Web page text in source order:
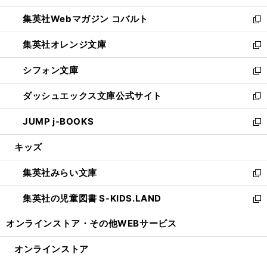
開
く
ウ
で
開
く
ン
ド
ウ
で
開
く
ウ
ィ
ン
ド
ウ
で
開
く
集英社Webマガジン コバルト
新
し
い
ウ
ィ
ン
ド
ウ
で
開
集英社オレンジ文庫
新
し
い
ウ
ィ
ン
ド
ウ
開
く
シフォン文庫
新
し
い
ウ
ィ
ン
ウ
で
開
く
ダッシュエックス文庫公式サイト
新
し
い
ウ
ン
ド
ウ
で
JUMP j-BOOKS
新
し
ウ
ィ
ン
ド
開
キッズ
集英社みらい文庫
新
し
い
ン
集英社の児童図書 S-KIDS.LAND
新
ウ
オンラインストア・ その他WEBサービス
オンラインストア